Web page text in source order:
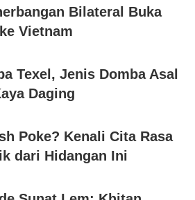
Bilateral Buka
Vietnam
Texel, Jenis Domba Asal
Daging
Poke? Kenali Cita Rasa
dari Hidangan Ini